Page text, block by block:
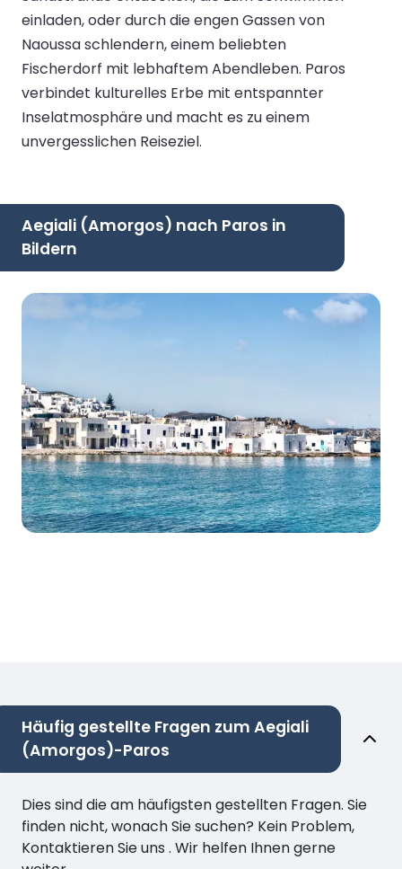
einladen, oder durch die engen Gassen von
Naoussa schlendern, einem beliebten
Fischerdorf mit lebhaftem Abendleben. Paros
verbindet kulturelles Erbe mit entspannter
Inselatmosphäre und macht es zu einem
unvergesslichen Reiseziel.
Aegiali (Amorgos) nach Paros in
Bildern
Häufig gestellte Fragen zum Aegiali
(Amorgos)-Paros
Dies sind die am häufigsten gestellten Fragen. Sie
finden nicht, wonach Sie suchen? Kein Problem,
Kontaktieren Sie uns . Wir helfen Ihnen gerne